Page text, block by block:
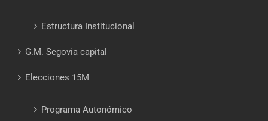
Estructura Institucional
G.M. Segovia capital
Elecciones 15M
Programa Autonómico